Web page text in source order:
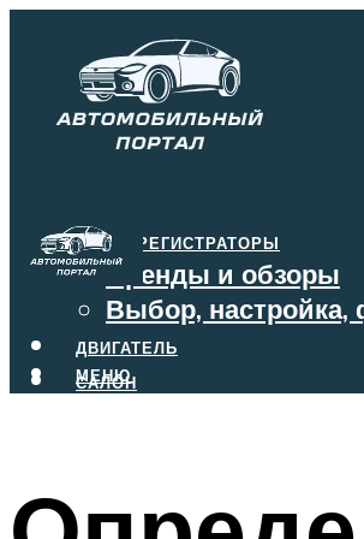
ВИДЕОРЕГИСТРАТОРЫ
Бренды и обзоры
Выбор, настройка,
ДВИГАТЕЛЬ
САЛОН
МЕНЮ
МЕНЮ